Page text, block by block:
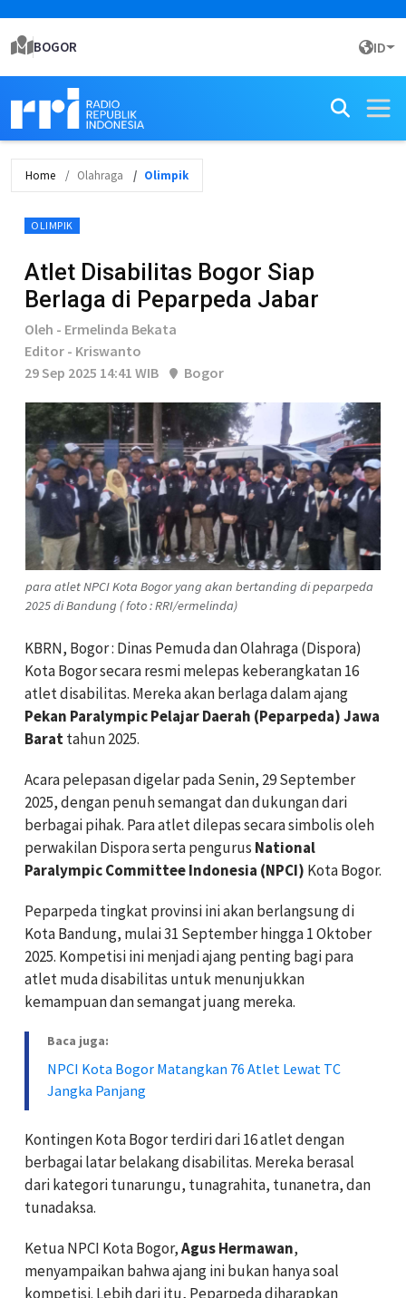
BOGOR ID
Home Olahraga Olimpik
OLIMPIK
Atlet Disabilitas Bogor Siap
Berlaga di Peparpeda Jabar
Oleh - Ermelinda Bekata
Editor - Kriswanto
29 Sep 2025 14:41 WIB
Bogor
para atlet NPCI Kota Bogor yang akan bertanding di peparpeda
2025 di Bandung ( foto : RRI/ermelinda)
KBRN, Bogor : Dinas Pemuda dan Olahraga (Dispora)
Kota Bogor secara resmi melepas keberangkatan 16
atlet disabilitas. Mereka akan berlaga dalam ajang
Pekan Paralympic Pelajar Daerah (Peparpeda) Jawa
Barattahun 2025.
Acara pelepasan digelar pada Senin, 29 September
2025, dengan penuh semangat dan dukungan dari
berbagai pihak. Para atlet dilepas secara simbolis oleh
perwakilan Dispora serta pengurus National
Paralympic Committee Indonesia (NPCI) Kota Bogor.
Peparpeda tingkat provinsi ini akan berlangsung di
Kota Bandung, mulai 31 September hingga 1 Oktober
2025. Kompetisi ini menjadi ajang penting bagi para
atlet muda disabilitas untuk menunjukkan
kemampuan dan semangat juang mereka.
Baca juga:
NPCI Kota Bogor Matangkan 76 Atlet Lewat TC
Jangka Panjang
Kontingen Kota Bogor terdiri dari 16 atlet dengan
berbagai latar belakang disabilitas. Mereka berasal
dari kategori tunarungu, tunagrahita, tunanetra, dan
tunadaksa.
Ketua NPCI Kota Bogor,Agus Hermawan,
menyampaikan bahwa ajang ini bukan hanya soal
kompetisi. Lebih dari itu, Peparpeda diharapkan